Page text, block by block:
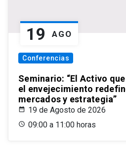
19 AGO
Conferencias
Seminario: “El Activo
el envejecimiento
mercados y estrategia”
19 de Agosto de 2026
09:00 a 11:00 horas